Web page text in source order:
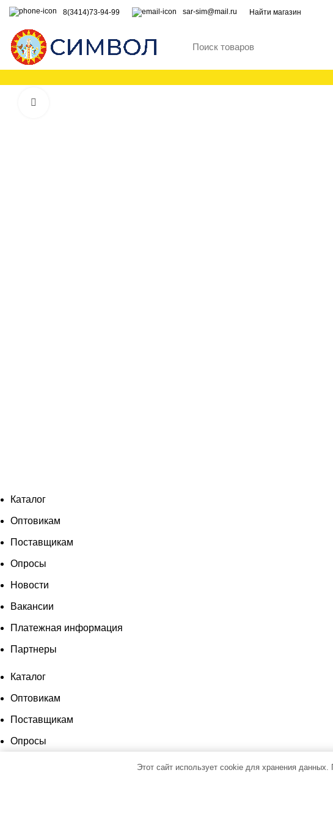
8(3414)73-94-99 sar-sim@mail.ru Найти магазин
Каталог
Оптовикам
Поставщикам
Опросы
Новости
Вакансии
Платежная информация
Партнеры
Каталог
Оптовикам
Поставщикам
Опросы
Этот сайт использует cookie для хранения